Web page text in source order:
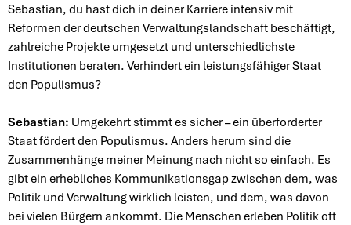
Sebastian, du hast dich in deiner Karriere intensiv mit
Reformen der deutschen Verwaltungslandschaft beschäftigt,
zahlreiche Projekte umgesetzt und unterschiedlichste
Institutionen beraten. Verhindert ein leistungsfähiger Staat
den Populismus?
Sebastian: Umgekehrt stimmt es sicher – ein überforderter
Staat fördert den Populismus. Anders herum sind die
Zusammenhänge meiner Meinung nach nicht so einfach. Es
gibt ein erhebliches Kommunikationsgap zwischen dem, was
Politik und Verwaltung wirklich leisten, und dem, was davon
bei vielen Bürgern ankommt. Die Menschen erleben Politik oft